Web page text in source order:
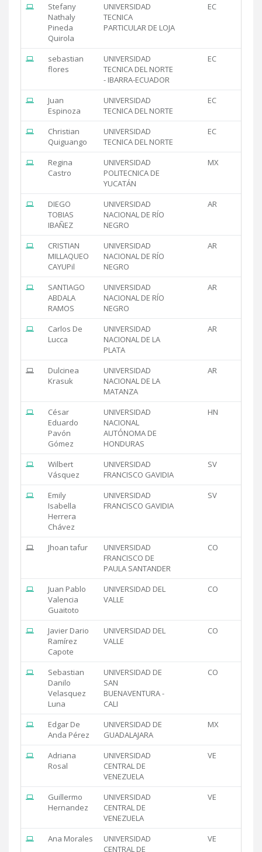
Stefany
Nathaly
Pineda
Quirola
UNIVERSIDAD
TECNICA
PARTICULAR DE LOJA
EC
sebastian
flores
UNIVERSIDAD
TECNICA DEL NORTE
- IBARRA-ECUADOR
EC
Juan
Espinoza
UNIVERSIDAD
TECNICA DEL NORTE
EC
Christian
Quiguango
UNIVERSIDAD
TECNICA DEL NORTE
EC
Regina
Castro
UNIVERSIDAD
POLITECNICA DE
YUCATÁN
MX
DIEGO
TOBIAS
IBAÑEZ
UNIVERSIDAD
NACIONAL DE RÍO
NEGRO
AR
CRISTIAN
MILLAQUEO
CAYUPil
UNIVERSIDAD
NACIONAL DE RÍO
NEGRO
AR
SANTIAGO
ABDALA
RAMOS
UNIVERSIDAD
NACIONAL DE RÍO
NEGRO
AR
Carlos De
Lucca
UNIVERSIDAD
NACIONAL DE LA
PLATA
AR
Dulcinea
Krasuk
UNIVERSIDAD
NACIONAL DE LA
MATANZA
AR
César
Eduardo
Pavón
Gómez
UNIVERSIDAD
NACIONAL
AUTÓNOMA DE
HONDURAS
HN
Wilbert
Vásquez
UNIVERSIDAD
FRANCISCO GAVIDIA
SV
Emily
Isabella
Herrera
Chávez
UNIVERSIDAD
FRANCISCO GAVIDIA
SV
Jhoan tafur
UNIVERSIDAD
FRANCISCO DE
PAULA SANTANDER
CO
Juan Pablo
Valencia
Guaitoto
UNIVERSIDAD DEL
VALLE
CO
Javier Dario
Ramírez
Capote
UNIVERSIDAD DEL
VALLE
CO
Sebastian
Danilo
Velasquez
Luna
UNIVERSIDAD DE
SAN
BUENAVENTURA -
CALI
CO
Edgar De
Anda Pérez
UNIVERSIDAD DE
GUADALAJARA
MX
Adriana
Rosal
UNIVERSIDAD
CENTRAL DE
VENEZUELA
VE
Guillermo
Hernandez
UNIVERSIDAD
CENTRAL DE
VENEZUELA
VE
Ana Morales
UNIVERSIDAD
CENTRAL DE
VE